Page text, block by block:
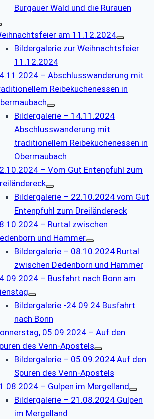
Burgauer Wald und die Rurauen
am 11.12.2024
Bildergalerie zur Weihnachtsfeier
11.12.2024
– Abschlusswanderung mit
Reibekuchenessen in
Bildergalerie – 14.11.2024
Abschlusswanderung mit
traditionellem Reibekuchenessen in
Obermaubach
– Vom Gut Entenpfuhl zum
Bildergalerie – 22.10.2024 vom Gut
Entenpfuhl zum Dreiländereck
– Rurtal zwischen
und Hammer
Bildergalerie – 08.10.2024 Rurtal
zwischen Dedenborn und Hammer
– Busfahrt nach Bonn am
Bildergalerie -24.09.24 Busfahrt
nach Bonn
05.09.2024 – Auf den
des Venn-Apostels
Bildergalerie – 05.09.2024 Auf den
Spuren des Venn-Apostels
– Gulpen im Mergelland
Bildergalerie – 21.08.2024 Gulpen
im Mergelland